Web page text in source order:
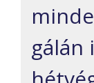
gálán